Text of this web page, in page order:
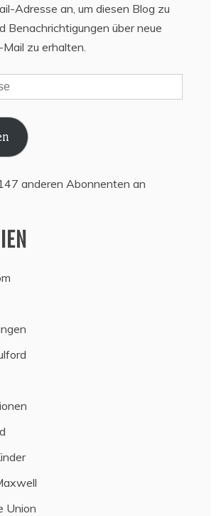
Adresse an, um diesen Blog zu
Benachrichtigungen über neue
zu erhalten.
anderen Abonnenten an
Union